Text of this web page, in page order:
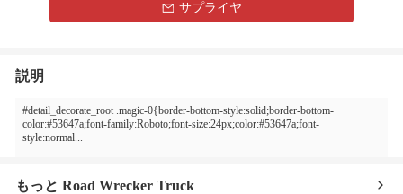
サプライヤ
説明
#detail_decorate_root .magic-0{border-bottom-style:solid;border-bottom-
color:#53647a;font-family:Roboto;font-size:24px;color:#53647a;font-
style:normal...
もっと Road Wrecker Truck